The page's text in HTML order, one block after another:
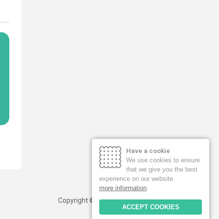
Copyright © 2019-2026 FileInfo
Have a cookie
We use cookies to ensure
that we give you the best
experience on our website
more information
ACCEPT COOKIES